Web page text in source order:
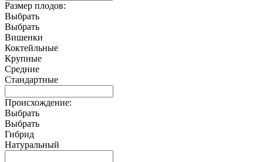
Размер плодов:
Выбрать
Выбрать
Вишенки
Коктейльные
Крупные
Средние
Стандартные
Происхождение:
Выбрать
Выбрать
Гибрид
Натуральный